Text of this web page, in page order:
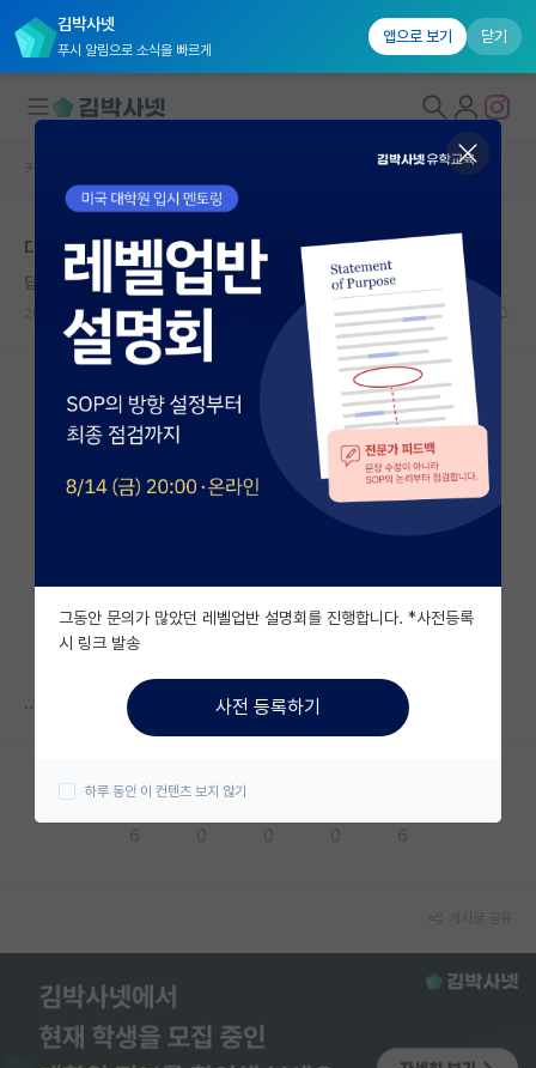
김박사넷
푸시 알림으로 소식을 빠르게
앱으로 보기 닫기
대학원생 모집
국내대학원 정보
연구실&오픈랩
커뮤니티
커뮤니티 홈
전체글보기
베스트 게시판
자유 게시판(아무개랩)
미국 유학 게시판
미국 대학원 합격 후기 게시판
대학원생 모집 게시판
연구실(PI) 홍보 게시판
취업 게시판
임용 후기 게시판
커뮤니티 홈
대학원에서 과제란 도대체 어떤건가요?
답답한 우장춘
2023.09.07 10 4760
..
그동안 문의가 많았던 레벨업반 설명회를 진행합니다. *사전등록
시 링크 발송
사전 등록하기
하루 동안 이 컨텐츠 보지 않기